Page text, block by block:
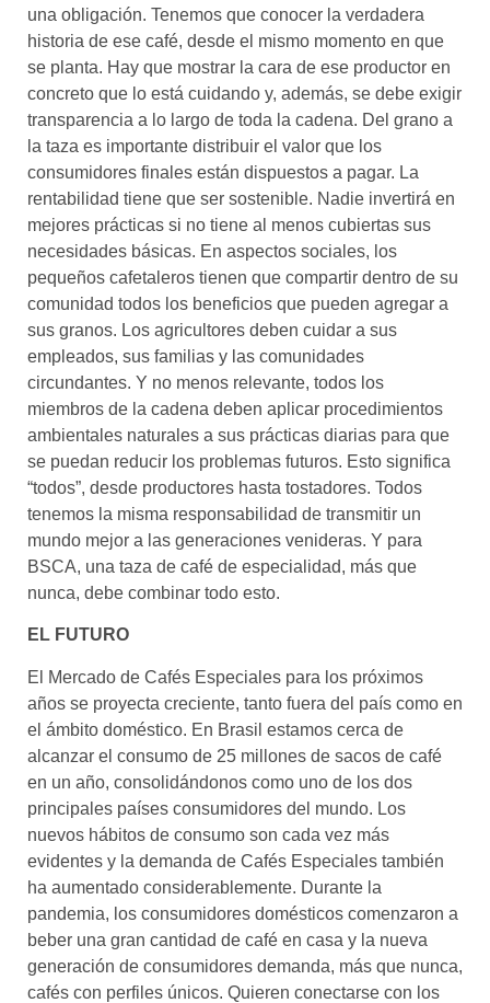
una obligación. Tenemos que conocer la verdadera
historia de ese café, desde el mismo momento en que
se planta. Hay que mostrar la cara de ese productor en
concreto que lo está cuidando y, además, se debe exigir
transparencia a lo largo de toda la cadena. Del grano a
la taza es importante distribuir el valor que los
consumidores finales están dispuestos a pagar. La
rentabilidad tiene que ser sostenible. Nadie invertirá en
mejores prácticas si no tiene al menos cubiertas sus
necesidades básicas. En aspectos sociales, los
pequeños cafetaleros tienen que compartir dentro de su
comunidad todos los beneficios que pueden agregar a
sus granos. Los agricultores deben cuidar a sus
empleados, sus familias y las comunidades
circundantes. Y no menos relevante, todos los
miembros de la cadena deben aplicar procedimientos
ambientales naturales a sus prácticas diarias para que
se puedan reducir los problemas futuros. Esto significa
“todos”, desde productores hasta tostadores. Todos
tenemos la misma responsabilidad de transmitir un
mundo mejor a las generaciones venideras. Y para
BSCA, una taza de café de especialidad, más que
nunca, debe combinar todo esto.
EL FUTURO
El Mercado de Cafés Especiales para los próximos
años se proyecta creciente, tanto fuera del país como en
el ámbito doméstico. En Brasil estamos cerca de
alcanzar el consumo de 25 millones de sacos de café
en un año, consolidándonos como uno de los dos
principales países consumidores del mundo. Los
nuevos hábitos de consumo son cada vez más
evidentes y la demanda de Cafés Especiales también
ha aumentado considerablemente. Durante la
pandemia, los consumidores domésticos comenzaron a
beber una gran cantidad de café en casa y la nueva
generación de consumidores demanda, más que nunca,
cafés con perfiles únicos. Quieren conectarse con los